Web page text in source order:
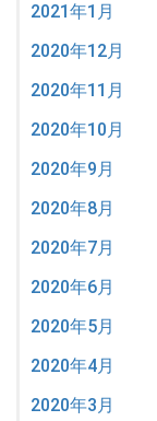
2021年1月
2020年12月
2020年11月
2020年10月
2020年9月
2020年8月
2020年7月
2020年6月
2020年5月
2020年4月
2020年3月